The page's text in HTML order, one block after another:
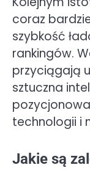
coraz
szybkość
rankingów.
przyciągają
sztuczna
technologii i
Jakie są